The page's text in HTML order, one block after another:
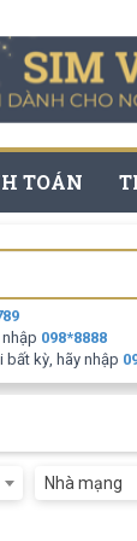
TOÁN
098*8888
bất kỳ, hãy nhập
Nhà mạng